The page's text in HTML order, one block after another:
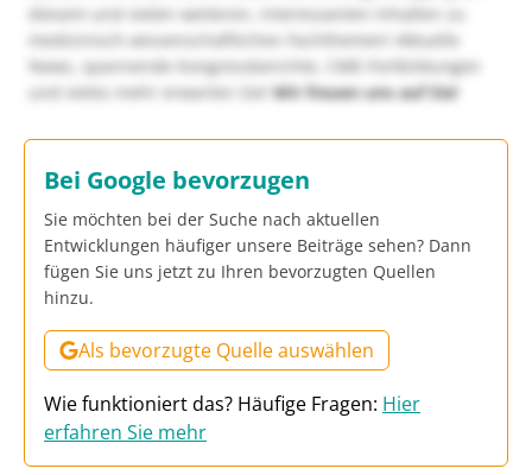
diesem und vielen weiteren, interessanten Inhalten zu
medizinisch-wissenschaftlichen Fachthemen! Aktuelle
News, spannende Kongressberichte, CME-Fortbildungen
und vieles mehr erwarten Sie!Wir freuen uns auf Sie!
Bei Google bevorzugen
Sie möchten bei der Suche nach aktuellen
Entwicklungen häufiger unsere Beiträge sehen? Dann
fügen Sie uns jetzt zu Ihren bevorzugten Quellen
hinzu.
Als bevorzugte Quelle auswählen
Wie funktioniert das? Häufige Fragen: Hier
erfahren Sie mehr